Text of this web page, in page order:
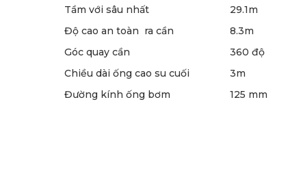
Tầm với sâu nhất
29.1m
Độ cao an toàn ra cần
8.3m
Góc quay cần
360 độ
Chiều dài ống cao su cuối
3m
Đường kính ống bơm
125 mm